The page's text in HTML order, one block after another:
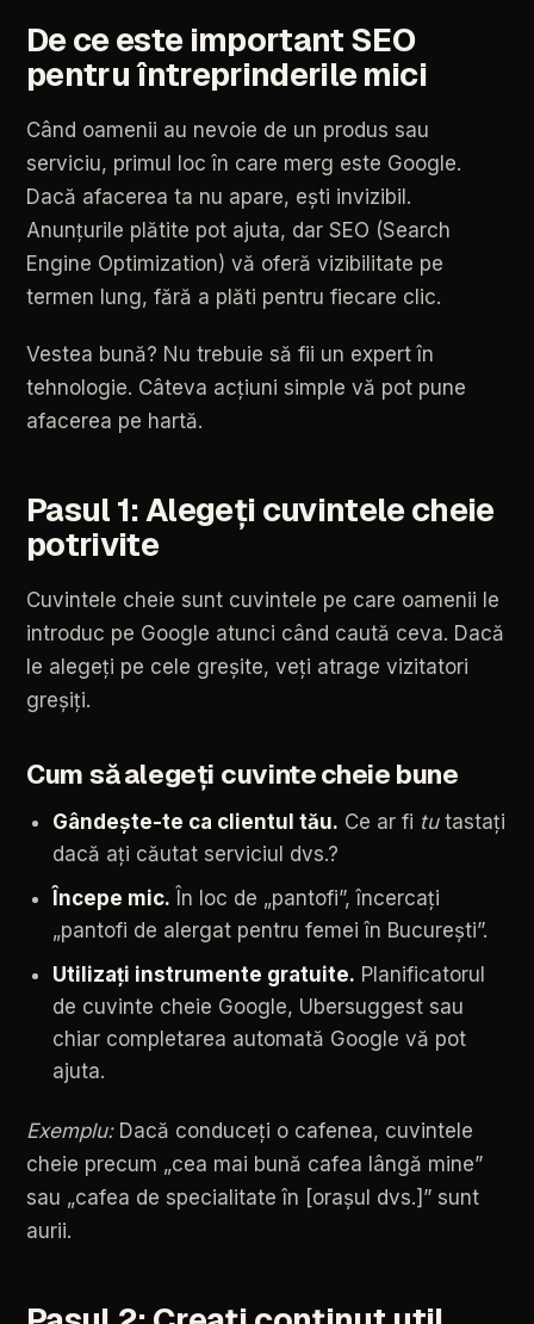
Deceeste important SEO
pentruîntreprinderile mici
Când oamenii au nevoie de un produs sau
serviciu, primul loc în care merg este Google.
Dacă afacerea ta nu apare, ești invizibil.
Anunțurile plătite pot ajuta, dar SEO (Search
Engine Optimization) vă oferă vizibilitate pe
termen lung, fără a plăti pentru fiecare clic.
Vestea bună? Nu trebuie să fii un expert în
tehnologie. Câteva acțiuni simple vă pot pune
afacerea pe hartă.
Pasul 1:Alegeți cuvintelecheie
potrivite
Cuvintele cheie sunt cuvintele pe care oamenii le
introduc pe Google atunci când caută ceva. Dacă
le alegeți pe cele greșite, veți atrage vizitatori
greșiți.
Cum săalegeți cuvintecheie bune
Gândește-te ca clientul tău. Ce ar fi tu tastați
dacă ați căutat serviciul dvs.?
Începe mic. În loc de „pantofi”, încercați
„pantofi de alergat pentru femei în București”.
Utilizați instrumente gratuite. Planificatorul
de cuvinte cheie Google, Ubersuggest sau
chiar completarea automată Google vă pot
ajuta.
Exemplu: Dacă conduceți o cafenea, cuvintele
cheie precum „cea mai bună cafea lângă mine”
sau „cafea de specialitate în [orașul dvs.]” sunt
aurii.